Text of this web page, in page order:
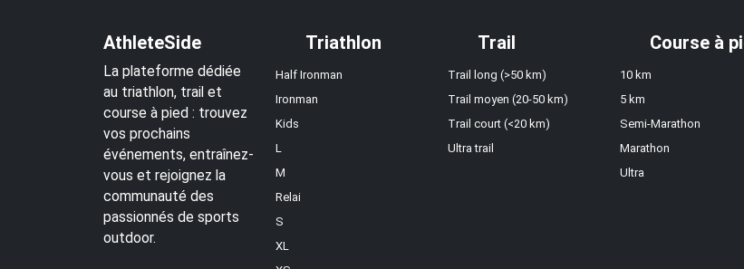
AthleteSide
La plateforme dédiée
au triathlon, trail et
course à pied : trouvez
vos prochains
événements, entraînez-
vous et rejoignez la
communauté des
passionnés de sports
outdoor.
Triathlon
Half Ironman
Ironman
Kids
L
M
Relai
S
XL
Trail
Trail long (>50 km)
Trail moyen (20-50 km)
Trail court (<20 km)
Ultra trail
Course à
10 km
5 km
Semi-Marathon
Marathon
Ultra